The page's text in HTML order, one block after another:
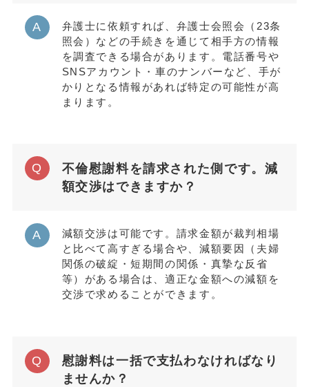
弁護士に依頼すれば、弁護士会照会（23条
照会）などの手続きを通じて相手方の情報
を調査できる場合があります。電話番号や
SNSアカウント・車のナンバーなど、手が
かりとなる情報があれば特定の可能性が高
まります。
不倫慰謝料を請求された側です。減
額交渉はできますか？
減額交渉は可能です。請求金額が裁判相場
と比べて高すぎる場合や、減額要因（夫婦
関係の破綻・短期間の関係・真摯な反省
等）がある場合は、適正な金額への減額を
交渉で求めることができます。
慰謝料は一括で支払わなければなり
ませんか？